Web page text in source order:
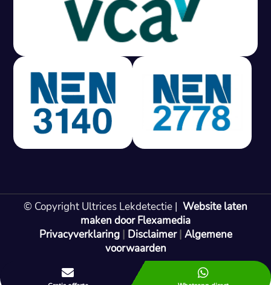
M
Gratis offerte in 24 uur
Geen lekkage? Geen betaling.
Vast tarief van € 395,- exc btw.
Rapport binnen 3 werkdagen.
100% RIsicovrij.
Vaak vergoed door verzekeraar.
Gratis offerte in 24 uur
Bel: 085 080 55 42
© Copyright Ultrices Lekdetectie | Website laten
maken door Flexamedia
Privacyverklaring| Disclaimer| Algemene
voorwaarden
 